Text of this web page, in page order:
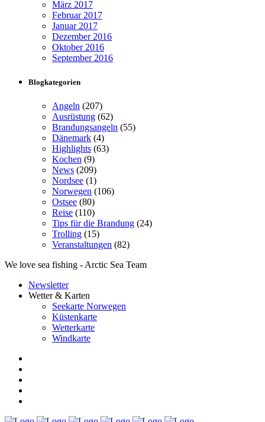
März 2017
Februar 2017
Januar 2017
Dezember 2016
Oktober 2016
September 2016
Blogkategorien
Angeln (207)
Ausrüstung (62)
Brandungsangeln (55)
Dänemark (4)
Highlights (63)
Kochen (9)
News (209)
Nordsee (1)
Norwegen (106)
Ostsee (80)
Reise (110)
Tips für die Brandung (24)
Trolling (15)
Veranstaltungen (82)
We love sea fishing - Arctic Sea Team
Newsletter
Wetter & Karten
Seekarte Norwegen
Küstenkarte
Wetterkarte
Windkarte